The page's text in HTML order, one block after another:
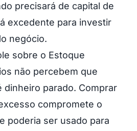
precisará de capital de
excedente para investir
negócio.
sobre o Estoque
não percebem que
dinheiro parado. Comprar
compromete o
poderia ser usado para